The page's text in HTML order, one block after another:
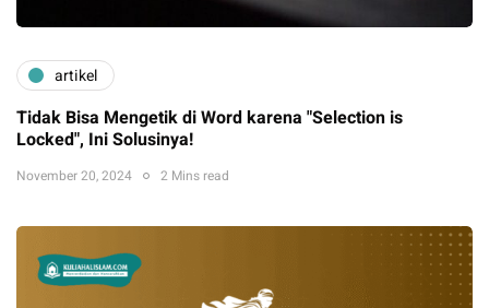
artikel
Tidak Bisa Mengetik di Word karena "Selection is
Locked", Ini Solusinya!
November 20, 2024 2 Mins read